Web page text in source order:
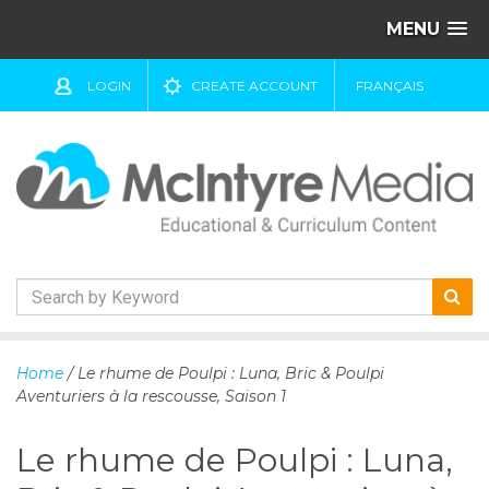
MENU
LOGIN CREATE ACCOUNT FRANÇAIS
kHome / Le rhume de Poulpi : Luna, Bric & Poulpi
Aventuriers à la rescousse, Saison 1
Le rhume de Poulpi : Luna,